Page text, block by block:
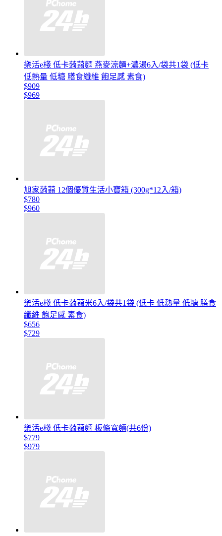
樂活e棧 低卡蒟蒻麵 燕麥涼麵+濃湯6入/袋共1袋 (低卡
低熱量 低糖 膳食纖維 飽足感 素食)
$909
$969
旭家蒟蒻 12個優質生活小寶箱 (300g*12入/箱)
$780
$960
樂活e棧 低卡蒟蒻米6入/袋共1袋 (低卡 低熱量 低糖 膳食
纖維 飽足感 素食)
$656
$729
樂活e棧 低卡蒟蒻麵 板條寬麵(共6份)
$779
$979